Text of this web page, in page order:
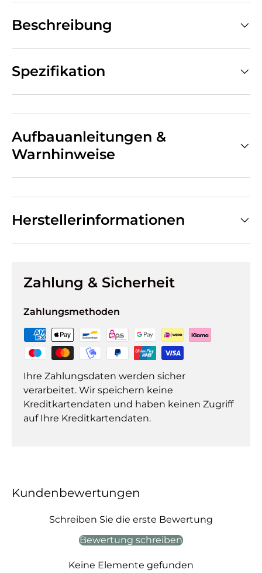
Beschreibung
Spezifikation
Aufbauanleitungen &
Warnhinweise
Herstellerinformationen
Zahlung & Sicherheit
Zahlungsmethoden
Ihre Zahlungsdaten werden sicher
verarbeitet. Wir speichern keine
Kreditkartendaten und haben keinen Zugriff
auf Ihre Kreditkartendaten.
Kundenbewertungen
Schreiben Sie die erste Bewertung
Bewertung schreiben
Keine Elemente gefunden